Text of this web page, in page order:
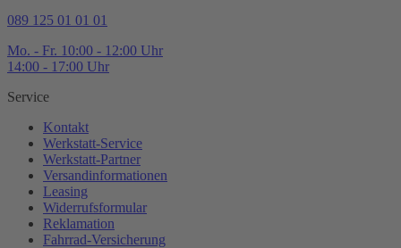
089 125 01 01 01
Mo. - Fr. 10:00 - 12:00 Uhr
14:00 - 17:00 Uhr
Service
Kontakt
Werkstatt-Service
Werkstatt-Partner
Versandinformationen
Leasing
Widerrufsformular
Reklamation
Fahrrad-Versicherung